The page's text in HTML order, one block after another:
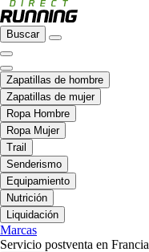
Buscar
Zapatillas de hombre
Zapatillas de mujer
Ropa Hombre
Ropa Mujer
Trail
Senderismo
Equipamiento
Nutrición
Liquidación
Marcas
Servicio postventa en Francia